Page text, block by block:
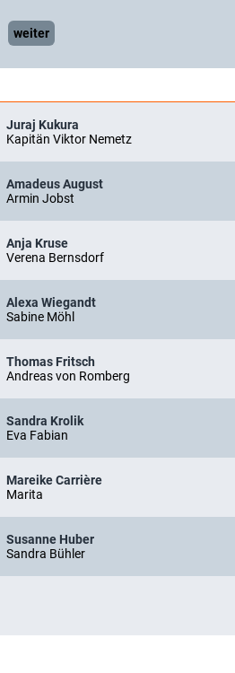
weiter
Juraj Kukura
Kapitän Viktor Nemetz
Amadeus August
Armin Jobst
Anja Kruse
Verena Bernsdorf
Alexa Wiegandt
Sabine Möhl
Thomas Fritsch
Andreas von Romberg
Sandra Krolik
Eva Fabian
Mareike Carrière
Marita
Susanne Huber
Sandra Bühler